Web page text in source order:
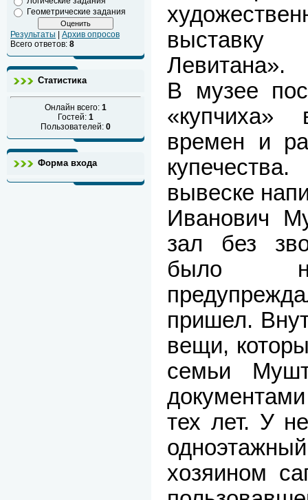
Геометрические задания
Результаты
Архив опросов
Всего ответов: 8
Статистика
Онлайн всего: 1
Гостей: 1
Пользователей: 0
Форма входа
Левитана».
В музее
времен и
вывеске
Иванович
зал без
было
пришел.
вещи,
семьи
тех лет. У
хозяином